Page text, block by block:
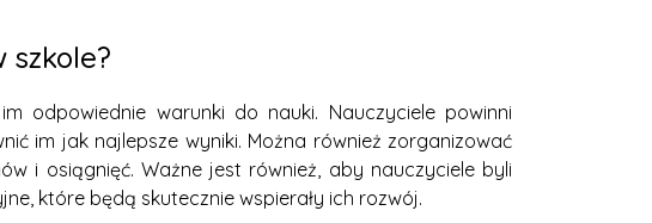
odpowiednie warunki do nauki. Nauczyciele powinni
im jak najlepsze wyniki. Można również zorganizować
i osiągnięć. Ważne jest również, aby nauczyciele byli
które będą skutecznie wspierały ich rozwój.